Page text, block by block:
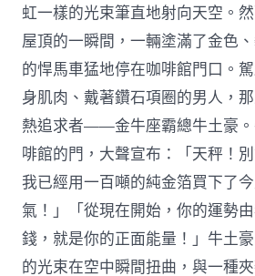
虹一樣的光束筆直地射向天空。
屋頂的一瞬間，一輛塗滿了金色
的悍馬車猛地停在咖啡館門口。
身肌肉、戴著鑽石項圈的男人，
熱追求者——金牛座霸總牛土豪
啡館的門，大聲宣布：「天秤！
我已經用一百噸的純金箔買下了
氣！」「從現在開始，你的運勢
錢，就是你的正面能量！」牛土
的光束在空中瞬間扭曲，與一種